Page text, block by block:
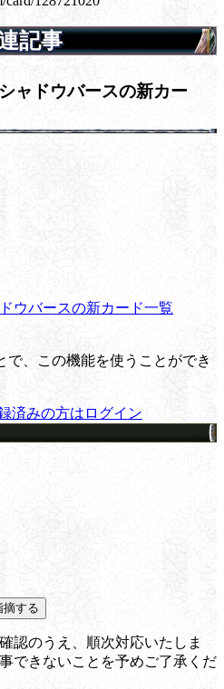
記事
ャドウバースの新カー
ウバースの新カード一覧
で、この機能を使うことができ
済みの方はログイン
摘する
認のうえ、順次対応いたしま
できないことを予めご了承くだ